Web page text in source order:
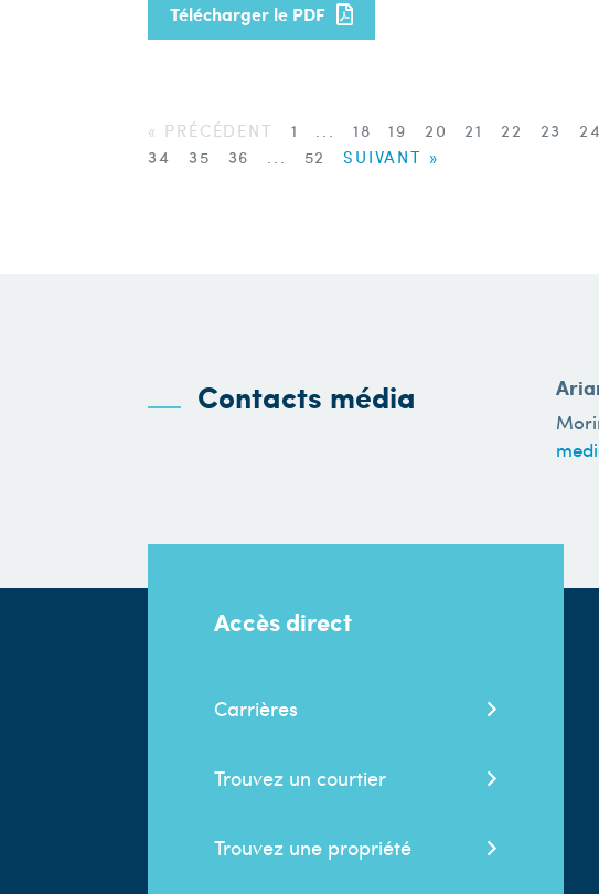
Télécharger le PDF
« PRÉCÉDENT 1 ... 18 19 20 21 22 23 24
34
35 36 ... 52 SUIVANT »
Contacts média
Accès direct
Carrières
Trouvez un courtier
Trouvez une propriété